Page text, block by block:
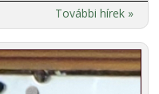
További hírek »